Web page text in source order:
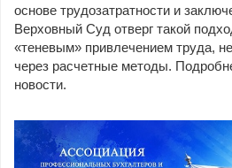
основе трудозатратности и
Верховный Суд отверг такой
«теневым» привлечением труда,
через расчетные методы.
новости.